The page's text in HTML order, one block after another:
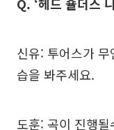
신유: 투어스가
습을 봐주세요.
도훈: 곡이 진행